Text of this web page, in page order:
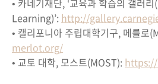
• 카네기재단, ‘교육과 학습의 갤러
Learning)’: http://
• 캘리포니아 주립대학기구, 메를로
merlot.org/
• 교토 대학, 모스트(MOST):